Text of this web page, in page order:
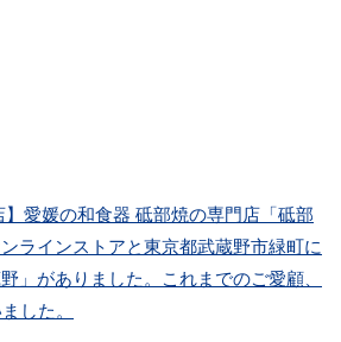
】愛媛の和食器 砥部焼の専門店「砥部
ラインストアと東京都武蔵野市緑町に
」がありました。これまでのご愛顧、
した。